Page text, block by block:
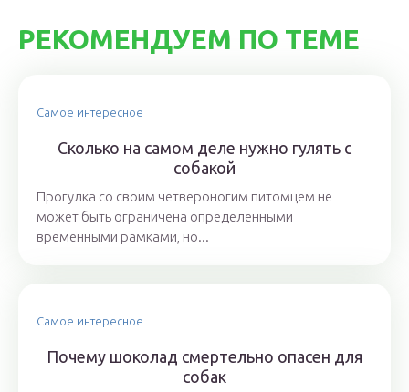
РЕКОМЕНДУЕМ ПО ТЕМЕ
Самое интересное
Сколько на самом деле нужно гулять с
собакой
Прогулка со своим четвероногим питомцем не
может быть ограничена определенными
временными рамками, но...
Самое интересное
Почему шоколад смертельно опасен для
собак